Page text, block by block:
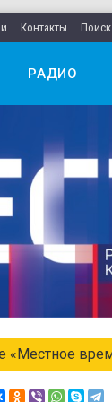
Контакты Поиск
РАДИО